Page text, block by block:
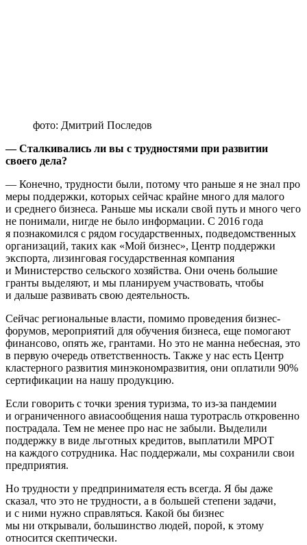
фото: Дмитрий Последов
— Сталкивались ли вы с трудностями при развитии
своего дела?
— Конечно, трудности были, потому что раньше я не знал про
меры поддержки, которых сейчас крайне много для малого
и среднего бизнеса. Раньше мы искали свой путь и много чего
не понимали, нигде не было информации. С 2016 года
я познакомился с рядом государственных, подведомственных
организаций, таких как «Мой бизнес», Центр поддержки
экспорта, лизинговая государственная компания
и Министерство сельского хозяйства. Они очень большие
гранты выделяют, и мы планируем участвовать, чтобы
и дальше развивать свою деятельность.
Сейчас региональные власти, помимо проведения бизнес-
форумов, мероприятий для обучения бизнеса, еще помогают
финансово, опять же, грантами. Но это не манна небесная, это
в первую очередь ответственность. Также у нас есть Центр
кластерного развития минэкономразвития, они оплатили 90%
сертификации на нашу продукцию.
Если говорить с точки зрения туризма, то из-за пандемии
и ограниченного авиасообщения наша туротрасль откровенно
пострадала. Тем не менее про нас не забыли. Выделили
поддержку в виде льготных кредитов, выплатили МРОТ
на каждого сотрудника. Нас поддержали, мы сохранили свои
предприятия.
Но трудности у предпринимателя есть всегда. Я бы даже
сказал, что это не трудности, а в большей степени задачи,
и с ними нужно справляться. Какой бы бизнес
мы ни открывали, большинство людей, порой, к этому
относится скептически.